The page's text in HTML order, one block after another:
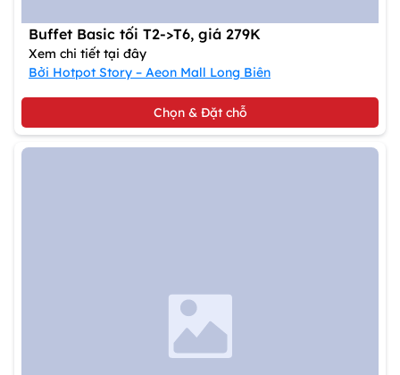
Buffet Basic tối T2->T6, giá 279K
Xem chi tiết tại đây
Bởi Hotpot Story – Aeon Mall Long Biên
Chọn & Đặt chỗ